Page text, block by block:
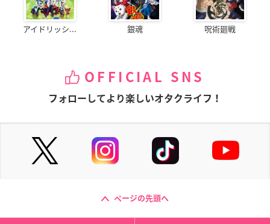
アイドリッシ... 銀魂 呪術廻戦
OFFICIAL SNS
フォローしてより楽しいオタクライフ！
ページの先頭へ